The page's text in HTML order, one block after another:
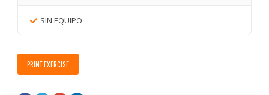
SIN EQUIPO
PRINT EXERCISE